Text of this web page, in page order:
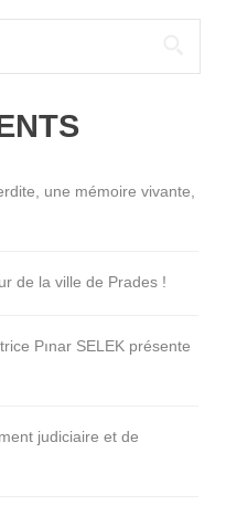
une mémoire vivante,
de la ville de Prades !
Pınar SELEK présente
judiciaire et de